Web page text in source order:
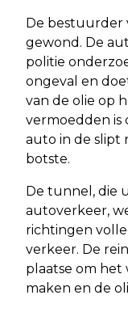
De bestuurder
gewond. De
politie
ongeval en
van de olie op
vermoedden is
auto in de slipt
botste.
De tunnel, die
autoverkeer,
richtingen
verkeer. De
plaatse om het
maken en de